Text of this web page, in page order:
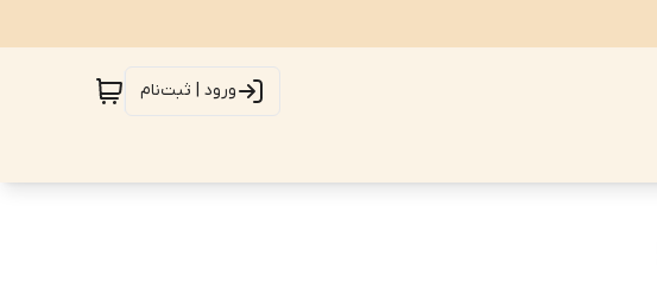
ورود | ثبت‌نام